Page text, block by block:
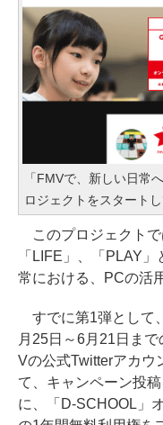
「FMVで、新しい日常
ロジェクトをスタート
このプロジェクトで
「LIFE」、「PLAY
常における、PCの活
すでに第1弾として
月25日～6月21日ま
Vの公式Twitterアカウ
て、キャンペーン投
に、「D-SCHOOL」